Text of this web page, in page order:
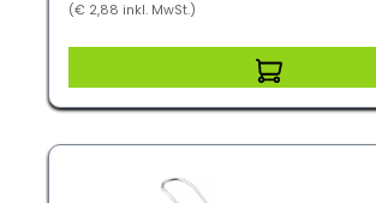
(€ 2,88 inkl. MwSt.)